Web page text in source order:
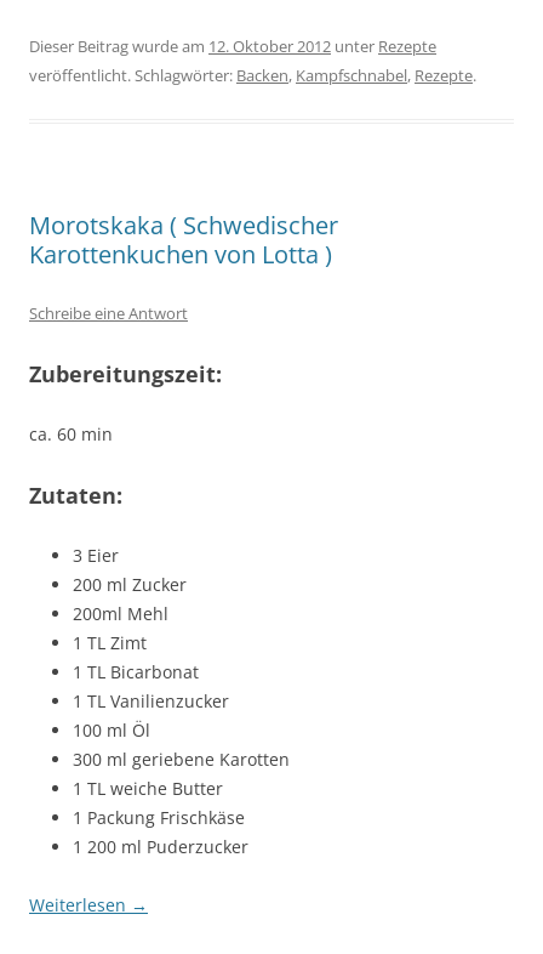
Dieser Beitrag wurde am 12. Oktober 2012 unter Rezepte
veröffentlicht. Schlagwörter: Backen, Kampfschnabel, Rezepte.
Morotskaka ( Schwedischer
Karottenkuchen von Lotta )
Schreibe eine Antwort
Zubereitungszeit:
ca. 60 min
Zutaten:
3 Eier
200 ml Zucker
200ml Mehl
1 TL Zimt
1 TL Bicarbonat
1 TL Vanilienzucker
100 ml Öl
300 ml geriebene Karotten
1 TL weiche Butter
1 Packung Frischkäse
1 200 ml Puderzucker
Weiterlesen →